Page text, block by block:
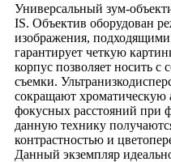
Универсальный зум-
IS. Объектив оборудован
изображения,
гарантирует четкую
корпус позволяет носить
съемки.
сокращают хроматическую
фокусных расстояний при
данную технику
контрастностью и
Данный экземпляр